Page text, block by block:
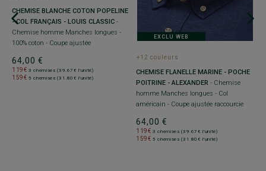
CHEMISE BLANCHE COTON POPELINE
- COL FRANÇAIS - LOUIS CLASSIC -
Chemise homme Manches longues -
100% coton - Coupe ajustée
64,00 €
119€ 3 chemises (39.67€ l'unité)
159€ 5 chemises (31.80€ l'unité)
EXCLU WEB
+12 couleurs
CHEMISE FLANELLE MARINE - POCHE
POITRINE - ALEXANDER - Chemise
homme Manches longues - Col
américain - Coupe ajustée raccourcie
64,00 €
119€ 3 chemises (39.67€ l'unité)
159€ 5 chemises (31.80€ l'unité)